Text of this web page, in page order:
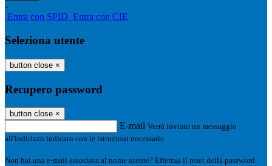
-
Entra con SPID Entra con CIE
Seleziona utente
button close ×
Recupero password
button close ×
E-mail Verrà inviato un messaggio
all'indirizzo indicato con le istruzioni necessarie.
Non hai una e-mail associata al nome utente? Effettua il reset della password